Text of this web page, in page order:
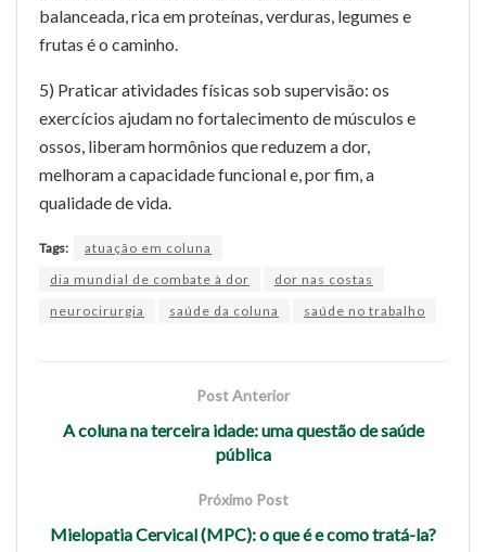
balanceada, rica em proteínas, verduras, legumes e
frutas é o caminho.
5) Praticar atividades físicas sob supervisão: os
exercícios ajudam no fortalecimento de músculos e
ossos, liberam hormônios que reduzem a dor,
melhoram a capacidade funcional e, por fim, a
qualidade de vida.
Tags:
atuação em coluna
dia mundial de combate à dor
dor nas costas
neurocirurgia
saúde da coluna saúde no trabalho
Post Anterior
A coluna na terceira idade: uma questão de saúde
pública
Próximo Post
Mielopatia Cervical (MPC): o que é e como tratá-la?